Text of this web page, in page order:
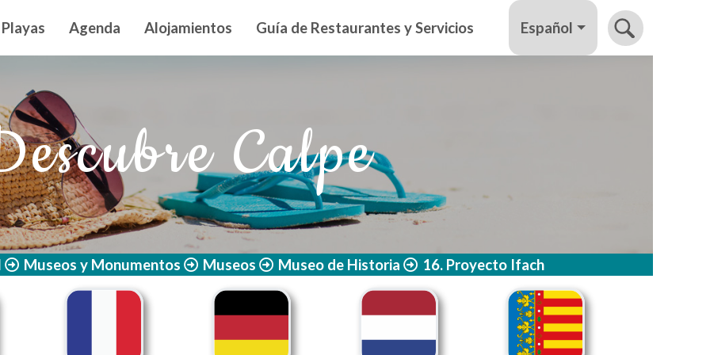
principal
Playas Agenda Alojamientos Guía de Restaurantes y Servicios Español
Calpe
Museos y Monumentos Museos Museo de Historia 16. Proyecto Ifach